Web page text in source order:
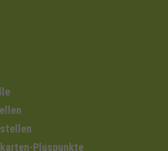
Pluspunkte